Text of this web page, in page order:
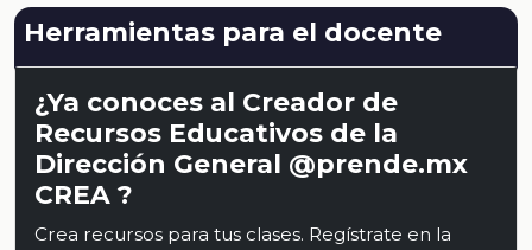
Herramientas para el docente
¿Ya conoces al Creador de
Recursos Educativos de la
Dirección General @prende.mx
CREA ?
Crea recursos para tus clases. Regístrate en la